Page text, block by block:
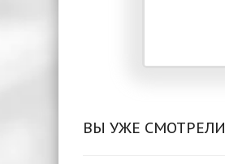
ВЫ УЖЕ СМОТРЕЛИ